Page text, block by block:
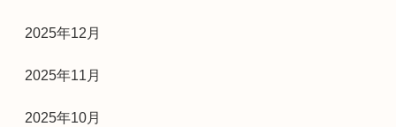
2025年12月
2025年11月
2025年10月